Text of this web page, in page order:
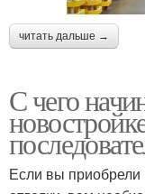
читать дальше →
С чего
Если вы приобрели